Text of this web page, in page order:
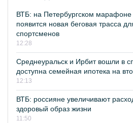
ВТБ: на Петербургском
появится новая беговая трасса
спортсменов
12:28
Среднеуральск и Ирбит вошли в
доступна семейная ипотека на
12:13
ВТБ: россияне увеличивают
здоровый образ жизни
11:50